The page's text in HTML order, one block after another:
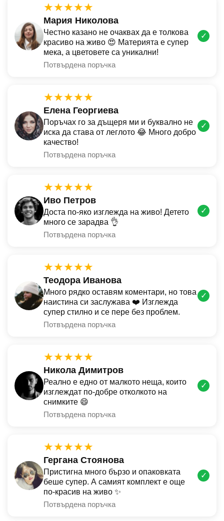
★★★★★
Мария Николова
Честно казано не очаквах да е толкова
красиво на живо 😍 Материята е супер
мека, а цветовете са уникални!
Потвърдена поръчка
✓
★★★★★
Елена Георгиева
Поръчах го за дъщеря ми и буквално не
иска да става от леглото 😂 Много добро
качество!
Потвърдена поръчка
✓
★★★★★
Иво Петров
Доста по-яко изглежда на живо! Детето
много се зарадва 👌
Потвърдена поръчка
✓
★★★★★
Теодора Иванова
Много рядко оставям коментари, но това
наистина си заслужава ❤️ Изглежда
супер стилно и се пере без проблем.
Потвърдена поръчка
✓
★★★★★
Никола Димитров
Реално е едно от малкото неща, които
изглеждат по-добре отколкото на
снимките 😄
Потвърдена поръчка
✓
★★★★★
Гергана Стоянова
Пристигна много бързо и опаковката
беше супер. А самият комплект е още
по-красив на живо ✨
Потвърдена поръчка
✓